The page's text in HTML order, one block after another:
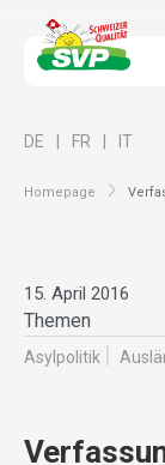
Homepage
DE FR IT
15. April 2016
Themen
Asylpolitik